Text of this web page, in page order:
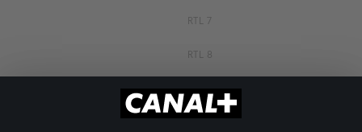
RTL 7
RTL 8
RTL Z
SBS6